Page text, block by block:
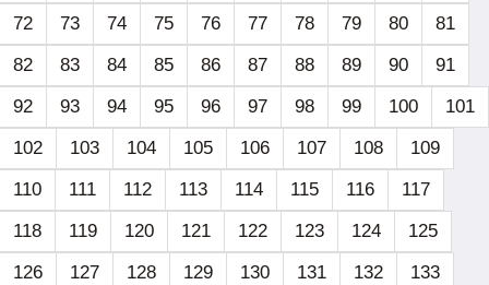
72
73 74 75 76 77 78 79 80
81
82
83 84 85 86 87 88 89 90
91
92
93 94 95 96 97 98 99 100
101
102
103 104 105 106 107 108
109
110
111 112 113 114 115 116
117
118
119 120 121 122 123 124
125
126
127 128 129 130 131 132 133